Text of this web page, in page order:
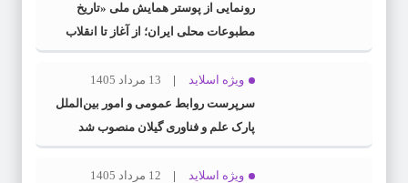
رونمایی از پوستر همایش ملی «تاریخ
مطبوعات محلی ایران؛ از آغاز تا انقلاب
اسلامی» در گیلان
ویژه اسلاید
13 مرداد 1405
سرپرست روابط عمومی و امور بین‌الملل
پارک علم و فناوری گیلان منصوب شد
ویژه اسلاید
12 مرداد 1405